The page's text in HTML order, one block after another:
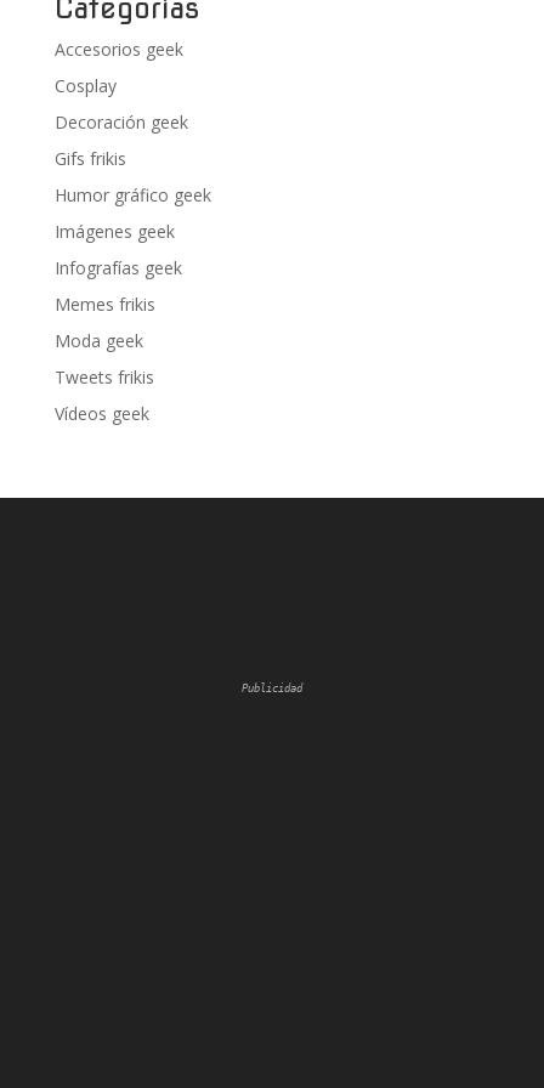
Categorías
Accesorios geek
Cosplay
Decoración geek
Gifs frikis
Humor gráfico geek
Imágenes geek
Infografías geek
Memes frikis
Moda geek
Tweets frikis
Vídeos geek
Publicidad